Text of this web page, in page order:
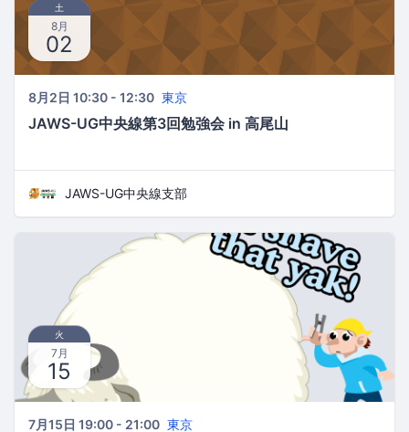
土
8月
02
8月2日 10:30 - 12:30 東京
JAWS-UG中央線第3回勉強会 in 高尾山
JAWS-UG中央線支部
火
7月
15
7月15日 19:00 - 21:00 東京